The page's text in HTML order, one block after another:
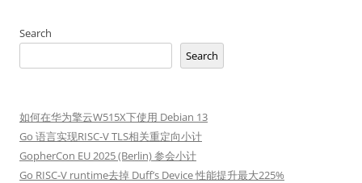
Search
Search
如何在华为擎云W515X下使用 Debian 13
Go 语言实现RISC-V TLS相关重定向小计
GopherCon EU 2025 (Berlin) 参会小计
Go RISC-V runtime去掉 Duff’s Device 性能提升最大225%